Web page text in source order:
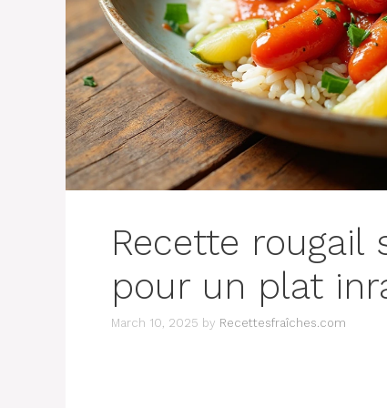
Recette rougail
pour un plat
March 10, 2025 by Recettesfraîches.com